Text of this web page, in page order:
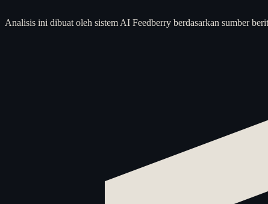
Analisis ini dibuat oleh sistem AI Feedberry berdasarkan sumber